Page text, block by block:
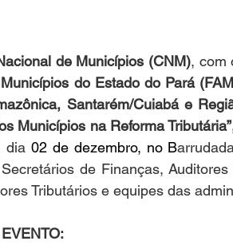
de Municípios (CNM), com
do Estado do Pará
Santarém/Cuiabá e
Municípios na Reforma
dia 02 de dezembro, no B
de Finanças,
Tributários e equipes das